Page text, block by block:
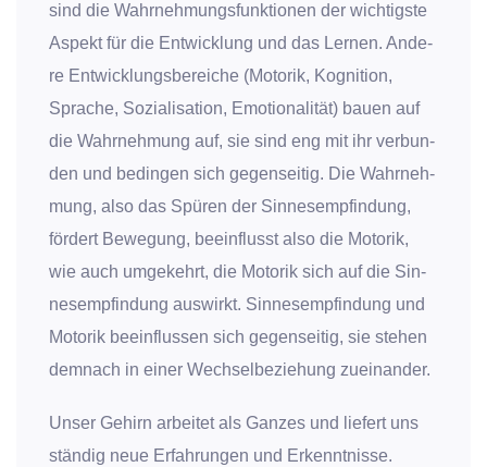
sind die Wahr­neh­mungs­funk­tio­nen der wich­tigs­te
Aspekt für die Ent­wick­lung und das Ler­nen. Ande­
re Ent­wick­lungs­be­rei­che (Moto­rik, Kogni­ti­on,
Spra­che, Sozia­li­sa­ti­on, Emo­tio­na­li­tät) bau­en auf
die Wahr­neh­mung auf, sie sind eng mit ihr ver­bun­
den und bedin­gen sich gegen­sei­tig. Die Wahr­neh­
mung, also das Spü­ren der Sin­nes­emp­fin­dung,
för­dert Bewe­gung, beein­flusst also die Moto­rik,
wie auch umge­kehrt, die Moto­rik sich auf die Sin­
nes­emp­fin­dung aus­wirkt. Sin­nes­emp­fin­dung und
Moto­rik beein­flus­sen sich gegen­sei­tig, sie ste­hen
dem­nach in einer Wech­sel­be­zie­hung zuein­an­der.
Unser Gehirn arbei­tet als Gan­zes und lie­fert uns
stän­dig neue Erfah­run­gen und Erkennt­nis­se.